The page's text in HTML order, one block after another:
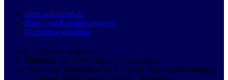
Über autobutler.de
Preis- und Ersparnisangaben
Qualitätswerkstätten
© 2026 Autobutler.de
Mühlenstr. 8a, 14167 Berlin, Deutschland
*Nationale Teilnehmer-Rufnr. (VoIP), Anrufkosten hängen